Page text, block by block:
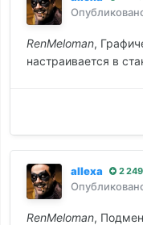
RenMeloman,
настраивается в
allexa 2 249
RenMeloman,